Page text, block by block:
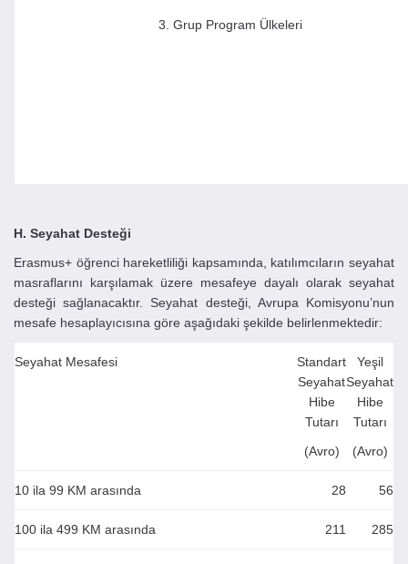
3. Grup Program Ülkeleri
H. Seyahat Desteği
Erasmus+ öğrenci hareketliliği kapsamında, katılımcıların seyahat
masraflarını karşılamak üzere mesafeye dayalı olarak seyahat
desteği sağlanacaktır. Seyahat desteği, Avrupa Komisyonu’nun
mesafe hesaplayıcısına göre aşağıdaki şekilde belirlenmektedir:
Seyahat Mesafesi
Standart
Seyahat
Hibe
Tutarı
(Avro)
Yeşil
Seyahat
Hibe
Tutarı
(Avro)
10 ila 99 KM arasında 28 56
100 ila 499 KM arasında 211 285